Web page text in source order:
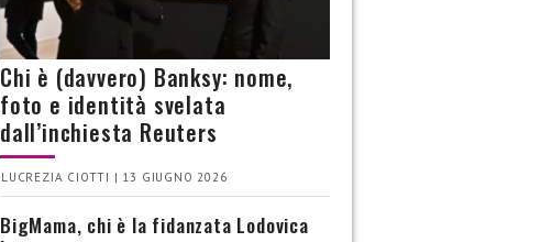
Chi è (davvero) Banksy: nome,
foto e identità svelata
dall’inchiesta Reuters
LUCREZIA CIOTTI | 13 GIUGNO 2026
BigMama, chi è la fidanzata Lodovica